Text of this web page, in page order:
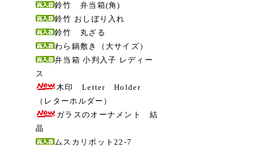
鈴竹 弁当箱(角)
鈴竹 おしぼり入れ
鈴竹 丸ざる
わら鍋敷き（大サイズ）
弁当箱 小判入子 レディー
ス
木印 Letter Holder
（レターホルダー）
ガラスのオーナメント 結
晶
ムスカリポット22-7